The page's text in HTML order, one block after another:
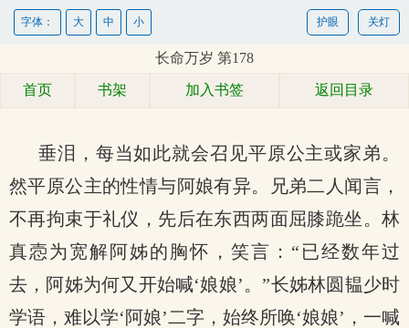
关灯
护眼
字体： 大 中 小
长命万岁 第178
首页 书架 加入书签 返回目录
垂泪，每当如此就会召见平原公主或家弟。
然平原公主的性情与阿娘有异。兄弟二人闻言，
不再拘束于礼仪，先后在东西两面屈膝跪坐。林
真悫为宽解阿姊的胸怀，笑言：“已经数年过
去，阿姊为何又开始喊‘娘娘’。”长姊林圆韫少时
学语，难以学‘阿娘’二字，始终所唤‘娘娘’，一喊